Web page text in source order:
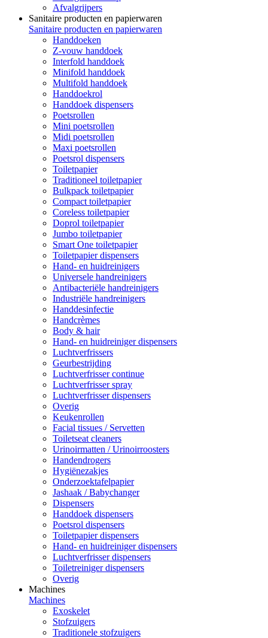
Afvalgrijpers
Sanitaire producten en papierwaren
Sanitaire producten en papierwaren
Handdoeken
Z-vouw handdoek
Interfold handdoek
Minifold handdoek
Multifold handdoek
Handdoekrol
Handdoek dispensers
Poetsrollen
Mini poetsrollen
Midi poetsrollen
Maxi poetsrollen
Poetsrol dispensers
Toiletpapier
Traditioneel toiletpapier
Bulkpack toiletpapier
Compact toiletpapier
Coreless toiletpapier
Doprol toiletpapier
Jumbo toiletpapier
Smart One toiletpapier
Toiletpapier dispensers
Hand- en huidreinigers
Universele handreinigers
Antibacteriële handreinigers
Industriële handreinigers
Handdesinfectie
Handcrèmes
Body & hair
Hand- en huidreiniger dispensers
Luchtverfrissers
Geurbestrijding
Luchtverfrisser continue
Luchtverfrisser spray
Luchtverfrisser dispensers
Overig
Keukenrollen
Facial tissues / Servetten
Toiletseat cleaners
Urinoirmatten / Urinoirroosters
Handendrogers
Hygiënezakjes
Onderzoektafelpapier
Jashaak / Babychanger
Dispensers
Handdoek dispensers
Poetsrol dispensers
Toiletpapier dispensers
Hand- en huidreiniger dispensers
Luchtverfrisser dispensers
Toiletreiniger dispensers
Overig
Machines
Machines
Exoskelet
Stofzuigers
Traditionele stofzuigers